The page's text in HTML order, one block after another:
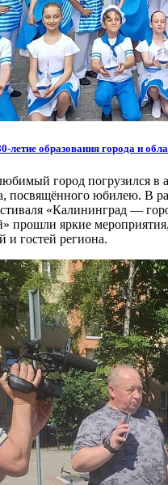
летие образования города и
город погрузился в
посвящённого юбилею. В
«Калининград —
прошли яркие
и гостей региона.